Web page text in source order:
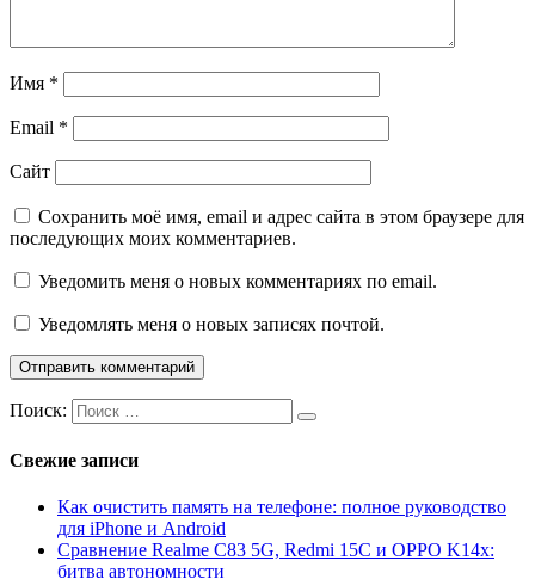
Имя *
Email *
Сайт
Сохранить моё имя, email и адрес сайта в этом браузере для
последующих моих комментариев.
Уведомить меня о новых комментариях по email.
Уведомлять меня о новых записях почтой.
Поиск:
Свежие записи
Как очистить память на телефоне: полное руководство
для iPhone и Android
Сравнение Realme C83 5G, Redmi 15C и OPPO K14x:
битва автономности